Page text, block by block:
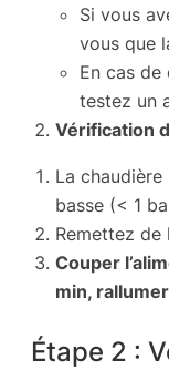
Si vous
vous que
En cas de
testez un
Vérification
La
basse (< 1
Remettez de
Couper
min,
Étape 2 :